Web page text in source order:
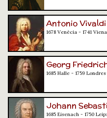
Antonio Vivaldi
1678 Venècia - 1741 Viena
Georg
1685 Halle - 1759 Londres
Johann
1685 Eisenach - 1750